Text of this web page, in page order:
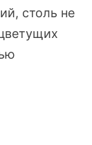
столь не